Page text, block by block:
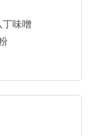
ょう。 背景
前回の使い
ツ・大豆た
・ねぎ）・
麺です（前
丁味噌